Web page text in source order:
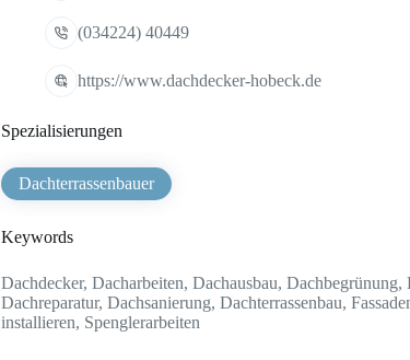
(034224) 40449
https://www.dachdecker-hobeck.de
Spezialisierungen
Dachterrassenbauer
Keywords
Dachdecker, Dacharbeiten, Dachausbau,
Dachreparatur, Dachsanierung, Dachterrassenbau,
installieren, Spenglerarbeiten